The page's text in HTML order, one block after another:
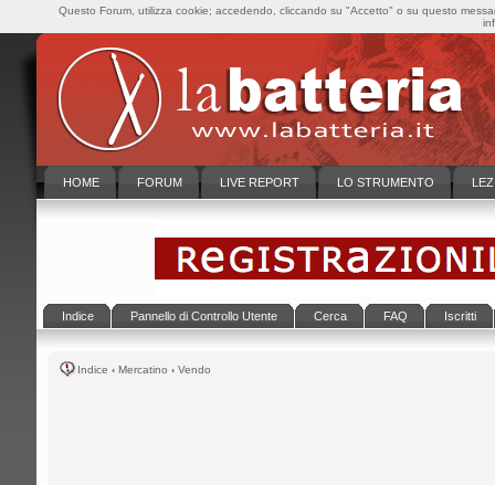
HOME FORUM LIVE REPORT LO STRUMENTO
Indice Pannello di Controllo Utente Cerca FAQ Iscritti
Indice ‹ Mercatino ‹ Vendo
Questo Forum, utilizza cookie; accedendo, cliccando su "Accetto" o su questo